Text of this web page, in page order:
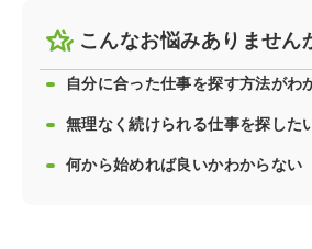
こんなお悩みありません
自分に合った仕事を探す方法がわ
無理なく続けられる仕事を探した
何から始めれば良いかわからない